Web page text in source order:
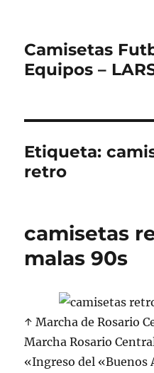
Camisetas
Equipos –
Etiqueta:
retro
camisetas
malas 90s
↑ Marcha de Rosario
Marcha Rosario
«Ingreso del «Buenos